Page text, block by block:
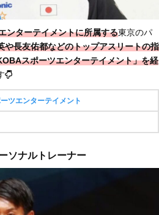
ンターテイメントに所属する東京のパ
や長友佑都などのトップアスリートの指
スポーツエンターテイメント」を経
ツエンターテイメント
ソナルトレーナー